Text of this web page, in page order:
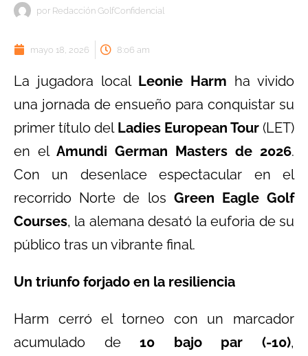
por Redacción GolfConfidencial
mayo 18, 2026 8:06 am
La jugadora local Leonie Harm ha vivido
una jornada de ensueño para conquistar su
primer título del Ladies European Tour(LET)
en el Amundi German Masters de 2026.
Con un desenlace espectacular en el
recorrido Norte de los Green Eagle Golf
Courses, la alemana desató la euforia de su
público tras un vibrante final.
Un triunfo forjado en la resiliencia
Harm cerró el torneo con un marcador
acumulado de10 bajo par (-10),